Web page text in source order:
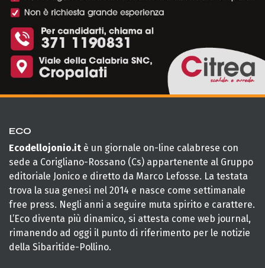
ECO
Ecodellojonio.it è un giornale on-line calabrese con
sede a Corigliano-Rossano (Cs) appartenente al Gruppo
editoriale Jonico e diretto da Marco Lefosse. La testata
trova la sua genesi nel 2014 e nasce come settimanale
free press. Negli anni a seguire muta spirito e carattere.
L’Eco diventa più dinamico, si attesta come web journal,
rimanendo ad oggi il punto di riferimento per le notizie
della Sibaritide-Pollino.